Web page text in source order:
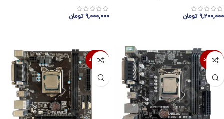
۹,۲۰۰,۰۰۰ تومان ۹,۰۰۰,۰۰۰ تومان
ناموجود ناموجود